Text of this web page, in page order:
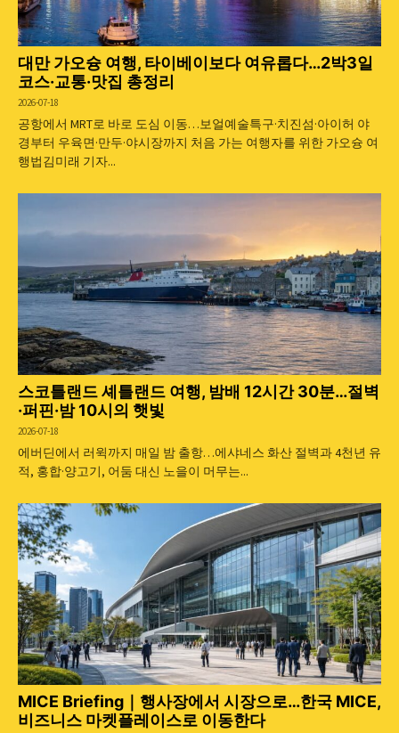
대만 가오슝 여행, 타이베이보다 여유롭다…2박3일
코스·교통·맛집 총정리
2026-07-18
공항에서 MRT로 바로 도심 이동…보얼예술특구·치진섬·아이허 야
경부터 우육면·만두·야시장까지 처음 가는 여행자를 위한 가오슝 여
행법김미래 기자...
스코틀랜드 셰틀랜드 여행, 밤배 12시간 30분…절벽
·퍼핀·밤 10시의 햇빛
2026-07-18
에버딘에서 러윅까지 매일 밤 출항…에샤네스 화산 절벽과 4천년 유
적, 홍합·양고기, 어둠 대신 노을이 머무는...
MICE Briefing｜행사장에서 시장으로…한국 MICE,
비즈니스 마켓플레이스로 이동한다